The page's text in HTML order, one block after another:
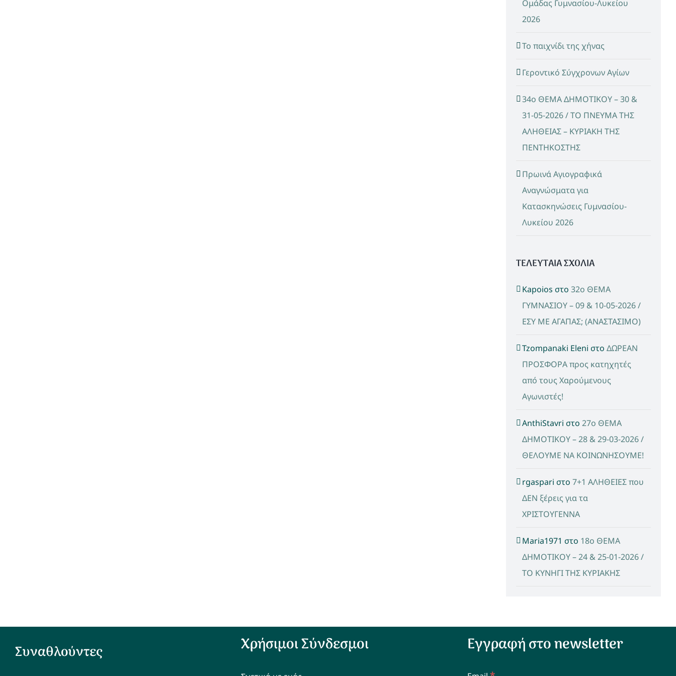
Ομάδας Γυμνασίου-Λυκείου
2026
Το παιχνίδι της χήνας
Γεροντικό Σύγχρονων Αγίων
34ο ΘΕΜΑ ΔΗΜΟΤΙΚΟΥ – 30 &
31-05-2026 / ΤΟ ΠΝΕΥΜΑ ΤΗΣ
ΑΛΗΘΕΙΑΣ – ΚΥΡΙΑΚΗ ΤΗΣ
ΠΕΝΤΗΚΟΣΤΗΣ
Πρωινά Αγιογραφικά
Αναγνώσματα για
Κατασκηνώσεις Γυμνασίου-
Λυκείου 2026
ΤΕΛΕΥΤΑΙΑ ΣΧΟΛΙΑ
Kapoios στο 32ο ΘΕΜΑ
ΓΥΜΝΑΣΙΟΥ – 09 & 10-05-2026 /
ΕΣΥ ΜΕ ΑΓΑΠΑΣ; (ΑΝΑΣΤΑΣΙΜΟ)
Tzompanaki Eleni στο ΔΩΡΕΑΝ
ΠΡΟΣΦΟΡΑ προς κατηχητές
από τους Χαρούμενους
Αγωνιστές!
AnthiStavri στο 27ο ΘΕΜΑ
ΔΗΜΟΤΙΚΟΥ – 28 & 29-03-2026 /
ΘΕΛΟΥΜΕ ΝΑ ΚΟΙΝΩΝΗΣΟΥΜΕ!
rgaspari στο 7+1 ΑΛΗΘΕΙΕΣ που
ΔΕΝ ξέρεις για τα
ΧΡΙΣΤΟΥΓΕΝΝΑ
Maria1971 στο 18ο ΘΕΜΑ
ΔΗΜΟΤΙΚΟΥ – 24 & 25-01-2026 /
ΤΟ ΚΥΝΗΓΙ ΤΗΣ ΚΥΡΙΑΚΗΣ
Συναθλούντες Χρήσιμοι Σύνδεσμοι Εγγραφή στο newsletter